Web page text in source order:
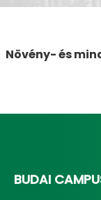
Növény- és
BUDAI